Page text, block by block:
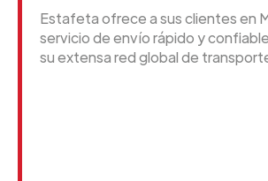
Estafeta ofrece a sus clientes en
servicio de envío rápido y
su extensa red global de